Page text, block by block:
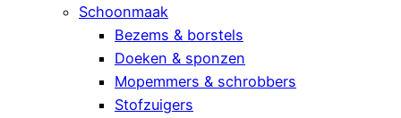
Schoonmaak
Bezems & borstels
Doeken & sponzen
Mopemmers & schrobbers
Stofzuigers